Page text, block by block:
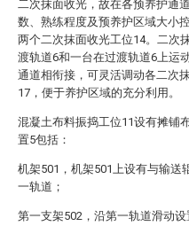
二次抹面收光，故在各预养护通
数、熟练程度及预养护区域大小
两个二次抹面收光工位14。二次
渡轨道6和一台在过渡轨道6上运
通道相衔接，可灵活调动各二次
17，便于养护区域的充分利用。
混凝土布料振捣工位11设有摊铺
置5包括：
机架501，机架501上设有与输送
一轨道；
第一支架502，沿第一轨道滑动